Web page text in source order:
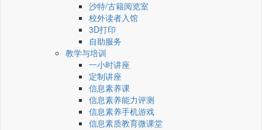
沙特/古籍阅览室
校外读者入馆
3D打印
自助服务
教学与培训
一小时讲座
定制讲座
信息素养课
信息素养能力评测
信息素养手机游戏
信息素质教育微课堂